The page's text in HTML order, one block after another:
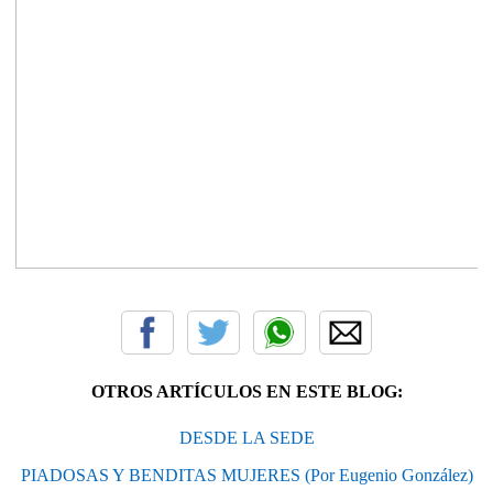
OTROS ARTÍCULOS EN ESTE BLOG:
DESDE LA SEDE
PIADOSAS Y BENDITAS MUJERES (Por Eugenio González)